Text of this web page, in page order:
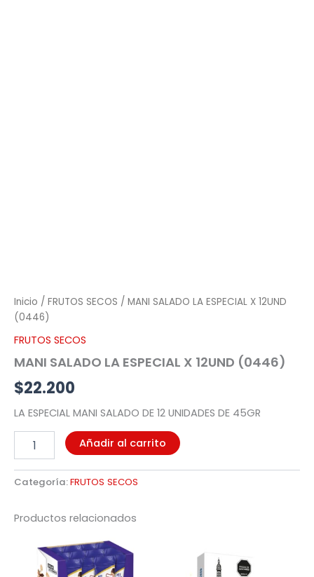
Inicio / FRUTOS SECOS / MANI SALADO LA ESPECIAL X 12UND
(0446)
FRUTOS SECOS
MANI SALADO LA ESPECIAL X 12UND (0446)
$22.200
LA ESPECIAL MANI SALADO DE 12 UNIDADES DE 45GR
Añadir al carrito
Categoría:FRUTOS SECOS
Productos relacionados